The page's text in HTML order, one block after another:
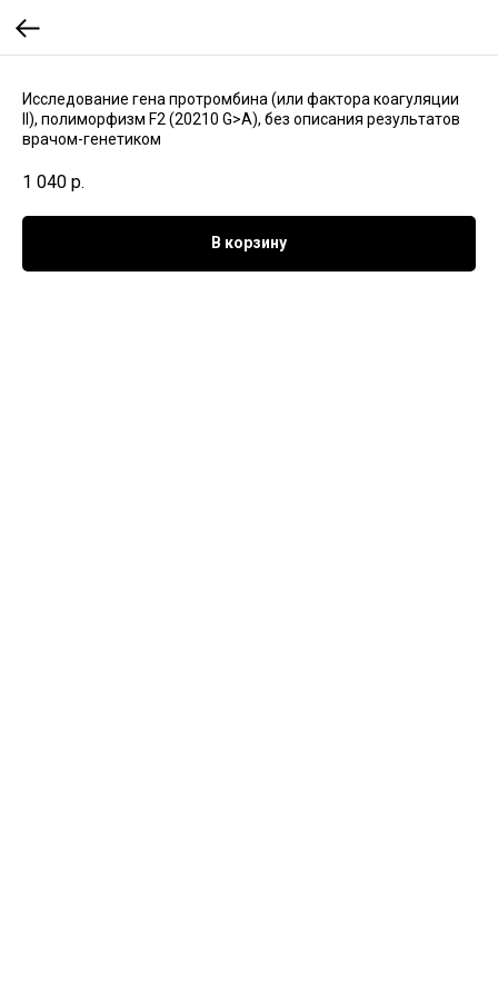
Исследование гена протромбина (или фактора коагуляции
II), полиморфизм F2 (20210 G>A), без описания результатов
врачом-генетиком
1 040 р.
В корзину